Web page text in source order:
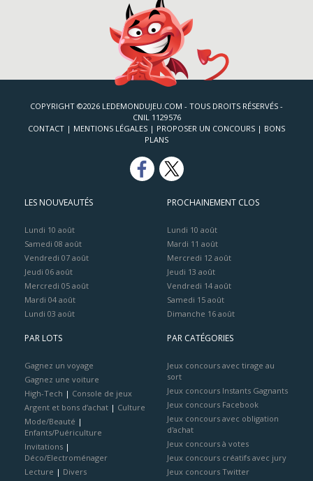
COPYRIGHT ©2026 LEDEMONDUJEU.COM - TOUS DROITS RÉSERVÉS -
CNIL 1129576
CONTACT | MENTIONS LÉGALES | PROPOSER UN CONCOURS | BONS
PLANS
LES NOUVEAUTÉS
Lundi 10 août
Samedi 08 août
Vendredi 07 août
Jeudi 06 août
Mercredi 05 août
Mardi 04 août
Lundi 03 août
PROCHAINEMENT CLOS
Lundi 10 août
Mardi 11 août
Mercredi 12 août
Jeudi 13 août
Vendredi 14 août
Samedi 15 août
Dimanche 16 août
PAR LOTS
Gagnez un voyage
Gagnez une voiture
High-Tech | Console de jeux
Argent et bons d’achat | Culture
Mode/Beauté |
Enfants/Puériculture
Invitations |
Déco/Electroménager
Lecture | Divers
PAR CATÉGORIES
Jeux concours avec tirage au
sort
Jeux concours Instants Gagnants
Jeux concours Facebook
Jeux concours avec obligation
d'achat
Jeux concours à votes
Jeux concours créatifs avec jury
Jeux concours Twitter